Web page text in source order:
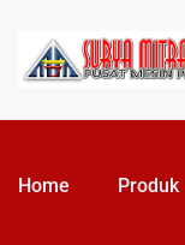
Home Produk